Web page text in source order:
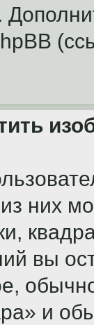
них
вы
и